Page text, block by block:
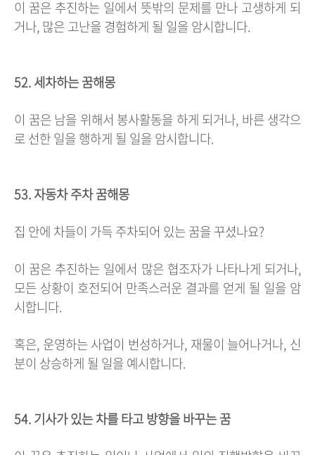
이 꿈은 추진하는 일에서 뜻밖의 문제를 만나 고생하게 되
거나, 많은 고난을 경험하게 될 일을 암시합니다.
52. 세차하는 꿈해몽
이 꿈은 남을 위해서 봉사활동을 하게 되거나, 바른 생각으
로 선한 일을 행하게 될 일을 암시합니다.
53. 자동차 주차 꿈해몽
집 안에 차들이 가득 주차되어 있는 꿈을 꾸셨나요?
이 꿈은 추진하는 일에서 많은 협조자가 나타나게 되거나,
모든 상황이 호전되어 만족스러운 결과를 얻게 될 일을 암
시합니다.
혹은, 운영하는 사업이 번성하거나, 재물이 늘어나거나, 신
분이 상승하게 될 일을 예시합니다.
54. 기사가 있는 차를 타고 방향을 바꾸는 꿈